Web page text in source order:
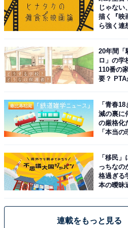
じゃない
描く『映
ら強く連
20年間「
ロ」の
110番の
要？ PTA
「青春
減の裏に
の厳格化
「本当の
「移民
っちなの
格過ぎる
本の曖昧
連載をもっと見る